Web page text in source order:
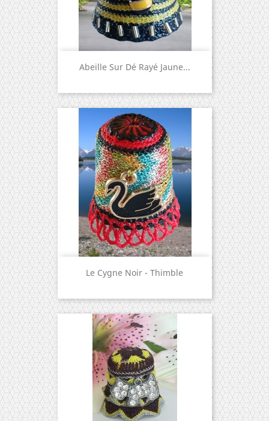
Abeille Sur Dé Rayé Jaune...
Le Cygne Noir - Thimble